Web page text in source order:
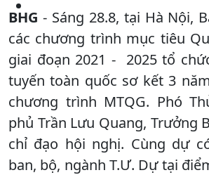
BHG - Sáng 28.8, tại Hà Nội,
các chương trình mục tiêu
giai đoạn 2021 - 2025 tổ
tuyến toàn quốc sơ kết 3
chương trình MTQG. Phó
phủ Trần Lưu Quang, Trưởng
chỉ đạo hội nghị. Cùng dự
ban, bộ, ngành T.Ư. Dự tại